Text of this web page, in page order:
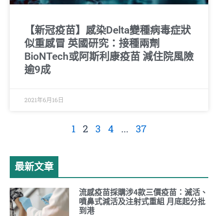
【新冠疫苗】感染Delta變種病毒症狀
似重感冒 英國研究：接種兩劑
BioNTech或阿斯利康疫苗 減住院風險
逾9成
2021年6月16日
1 2 3 4 ... 37
最新文章
流感疫苗採購涉4款三價疫苗：滅活、
噴鼻式減活及注射式重組 月底起分批
到港